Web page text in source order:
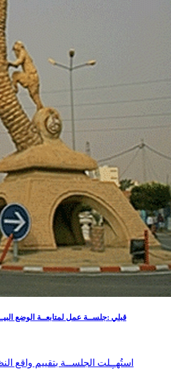
قبلي :جلســة عمل لمتابعــة الوضع
استُهــلت الجلســة بتقييم واقع